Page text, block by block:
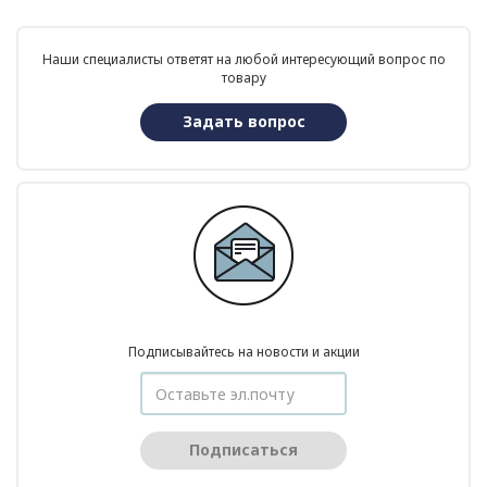
Наши специалисты ответят на любой интересующий вопрос по
товару
Задать вопрос
Подписывайтесь на новости и акции
Подписаться